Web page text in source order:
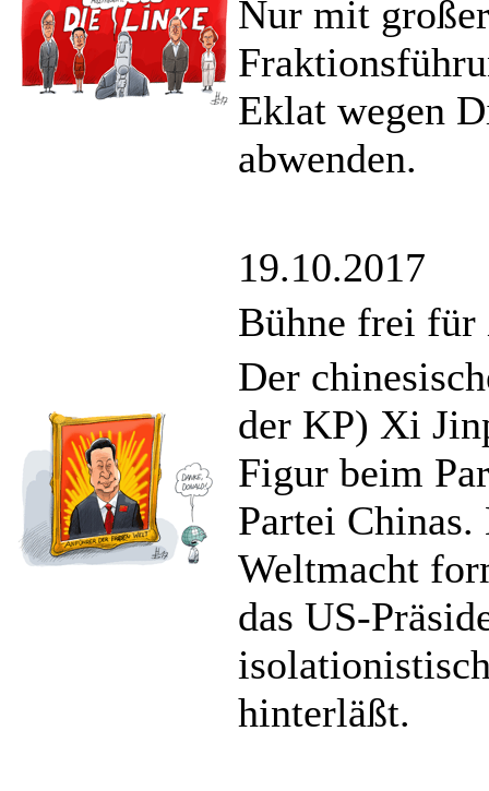
Nur mit
Eklat wegen
abwenden.
19.10.2017
Bühne frei
Der
der KP) Xi
Figur beim
Partei
Weltmacht
das US-
hinterläßt.